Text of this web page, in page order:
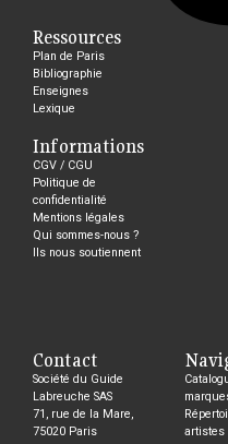
Ressources
Plan de Paris
Bibliographie
Enseignes
Lexique
Informations
CGV / CGU
Politique de
confidentialité
Mentions légales
Qui sommes-nous ?
Ils nous soutiennent
Contact
Société du Guide
Labreuche SAS
71, rue de la Mare,
75020 Paris
artistes